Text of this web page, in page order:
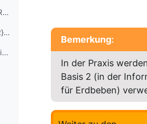
8.2. Quadriken im $\mathbb{R}^2$
8.3 Quadriken im $\mathbb{R}^3$
Feedback zu Kapitel 8: Quadriken
Bemerkung:
In der Praxis
Basis 2 (in der
für Erdbeben)